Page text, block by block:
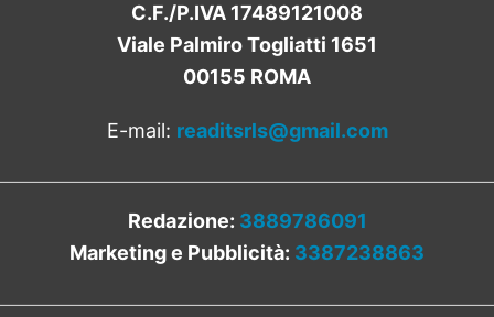
C.F./P.IVA 17489121008
Viale Palmiro Togliatti 1651
00155 ROMA
E-mail: readitsrls@gmail.com
Redazione: 3889786091
Marketing e Pubblicità: 3387238863